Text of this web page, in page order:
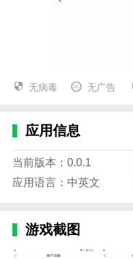
无病毒 无广告
应用信息
当前版本：0.0.1
应用语言：中英文
游戏截图